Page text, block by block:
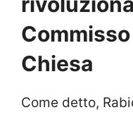
Chiesa
Come detto,